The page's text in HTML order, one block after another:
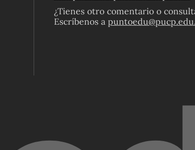
¿Tienes otro comentario o
Escríbenos a